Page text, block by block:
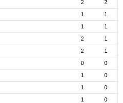
2
2
1
1
1
1
2
1
2
1
0
0
1
0
1
0
1
0